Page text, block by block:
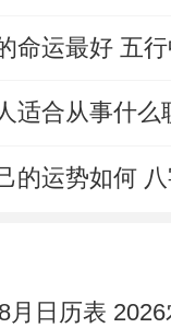
意思的坟动土
有需要严格遵
午年三煞位在
位- 以免招致
月日历表